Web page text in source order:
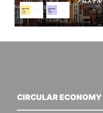
CIRCULAR ECONOMY